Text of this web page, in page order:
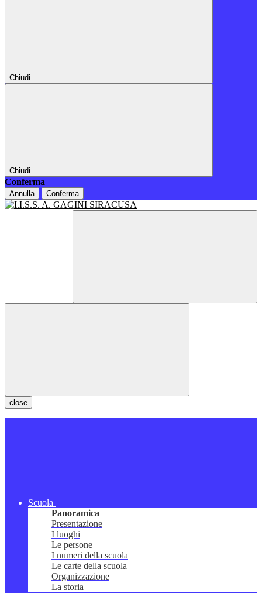
Chiudi
Chiudi
Conferma
Annulla Conferma
close
Scuola
Panoramica
Presentazione
I luoghi
Le persone
I numeri della scuola
Le carte della scuola
Organizzazione
La storia